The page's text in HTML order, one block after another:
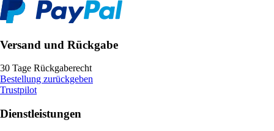
Versand und Rückgabe
30 Tage Rückgaberecht
Bestellung zurückgeben
Trustpilot
Dienstleistungen